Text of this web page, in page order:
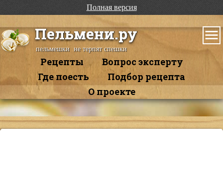
Полная версия
Пельмени.ру
пельмешки не терпят спешки
Рецепты
Вопрос эксперту
Где поесть
Подбор рецепта
О проекте